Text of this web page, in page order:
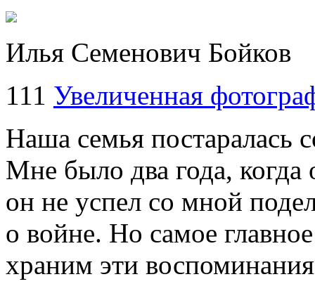
Илья Семенович Бойков
111 Увеличенная
Наша семья постаралась
Мне было два года,
он не успел со мной
о войне. Но самое
храним эти